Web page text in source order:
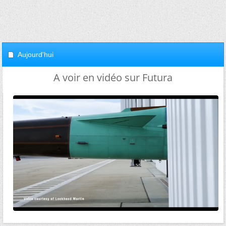
Aujourd'hui
A voir en vidéo sur Futura